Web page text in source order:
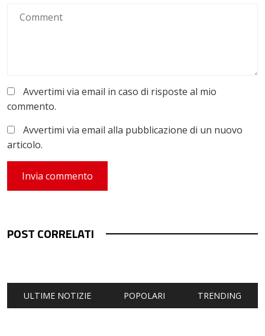
Avvertimi via email in caso di risposte al mio
commento.
Avvertimi via email alla pubblicazione di un nuovo
articolo.
POST CORRELATI
ULTIME NOTIZIE POPOLARI TRENDING